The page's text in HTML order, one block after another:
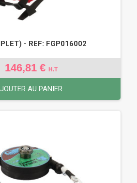
- REF: FGP016002
146,81 € H.T
AU PANIER